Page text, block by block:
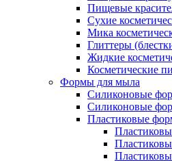
Пищевые
Сухие
Мика
Глиттеры
Жидкие
Косметические
Формы для мыла
Силиконовые
Силиконовые
Пластиковые